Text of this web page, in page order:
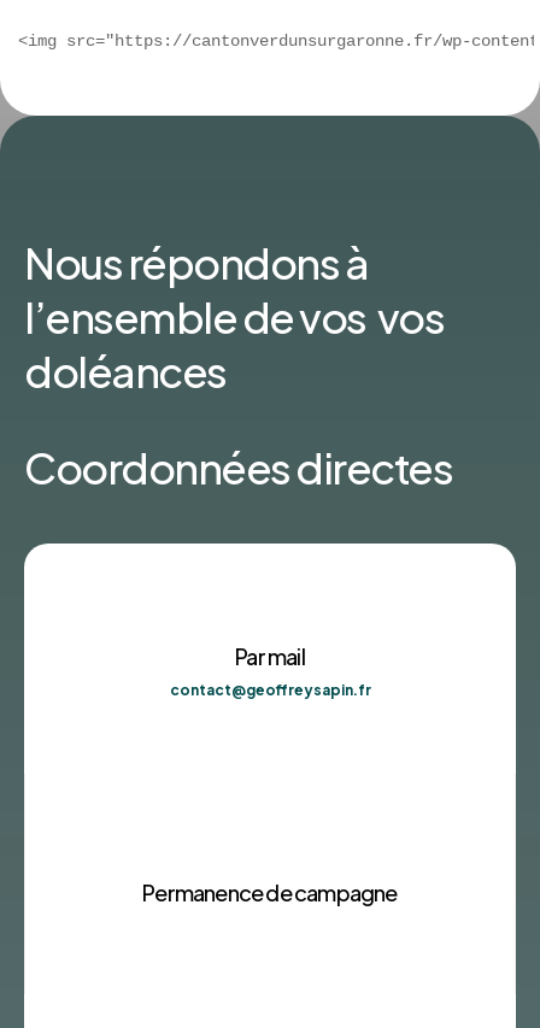
Nous répondons à
l’ensemble de vos vos
doléances
Coordonnées directes
Par mail
contact@geoffreysapin.fr
Permanence de campagne